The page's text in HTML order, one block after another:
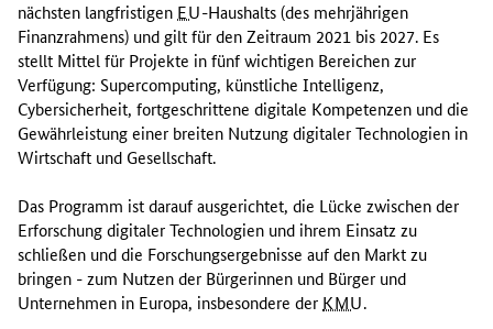
nächsten langfristigen EU-Haushalts (des mehrjährigen
Finanzrahmens) und gilt für den Zeitraum 2021 bis 2027. Es
stellt Mittel für Projekte in fünf wichtigen Bereichen zur
Verfügung: Supercomputing, künstliche Intelligenz,
Cybersicherheit, fortgeschrittene digitale Kompetenzen und die
Gewährleistung einer breiten Nutzung digitaler Technologien in
Wirtschaft und Gesellschaft.
Das Programm ist darauf ausgerichtet, die Lücke zwischen der
Erforschung digitaler Technologien und ihrem Einsatz zu
schließen und die Forschungsergebnisse auf den Markt zu
bringen - zum Nutzen der Bürgerinnen und Bürger und
Unternehmen in Europa, insbesondere der KMU.